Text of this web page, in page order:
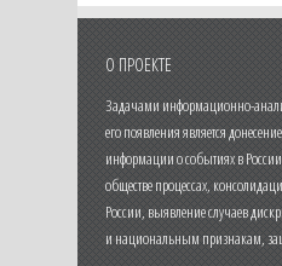
О ПРОЕКТЕ
Задачами информационно-
его появления является
информации о событиях в
обществе процессах,
России, выявление случаев
и национальным признакам,